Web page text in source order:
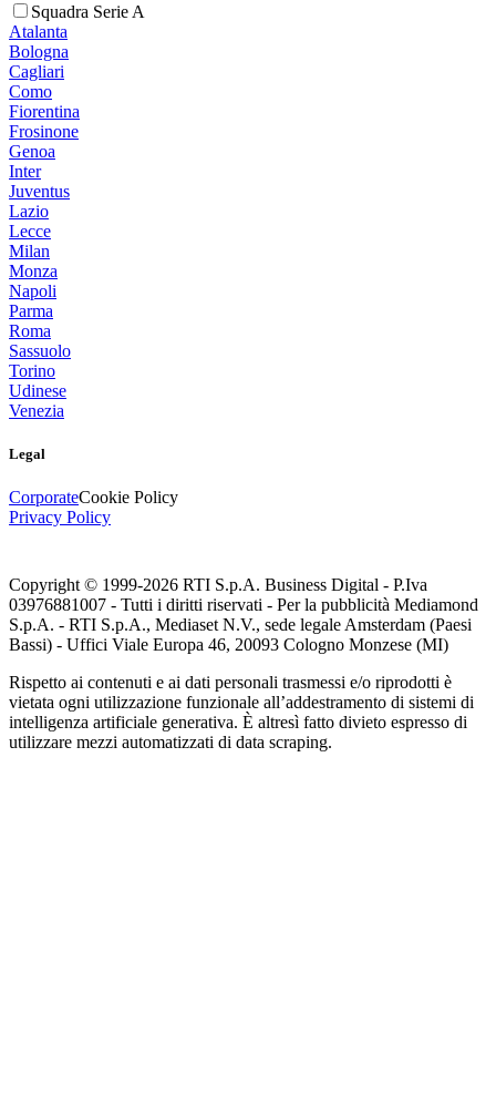
Squadra Serie A
Atalanta
Bologna
Cagliari
Como
Fiorentina
Frosinone
Genoa
Inter
Juventus
Lazio
Lecce
Milan
Monza
Napoli
Parma
Roma
Sassuolo
Torino
Udinese
Venezia
Legal
CorporateCookie Policy
Privacy Policy
Copyright © 1999-2026 RTI S.p.A. Business Digital - P.Iva
03976881007 - Tutti i diritti riservati - Per la pubblicità Mediamond
S.p.A. - RTI S.p.A., Mediaset N.V., sede legale Amsterdam (Paesi
Bassi) - Uffici Viale Europa 46, 20093 Cologno Monzese (MI)
Rispetto ai contenuti e ai dati personali trasmessi e/o riprodotti è
vietata ogni utilizzazione funzionale all’addestramento di sistemi di
intelligenza artificiale generativa. È altresì fatto divieto espresso di
utilizzare mezzi automatizzati di data scraping.